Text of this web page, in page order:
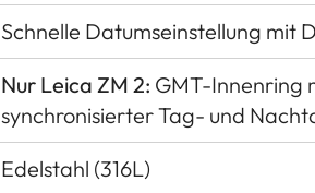
Schnelle Datumseinstellung mit
Nur Leica ZM 2: GMT-Innenring
synchronisierter Tag- und
Edelstahl (316L)